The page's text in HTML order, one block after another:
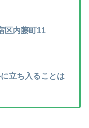
区内藤町11
立ち入ることは